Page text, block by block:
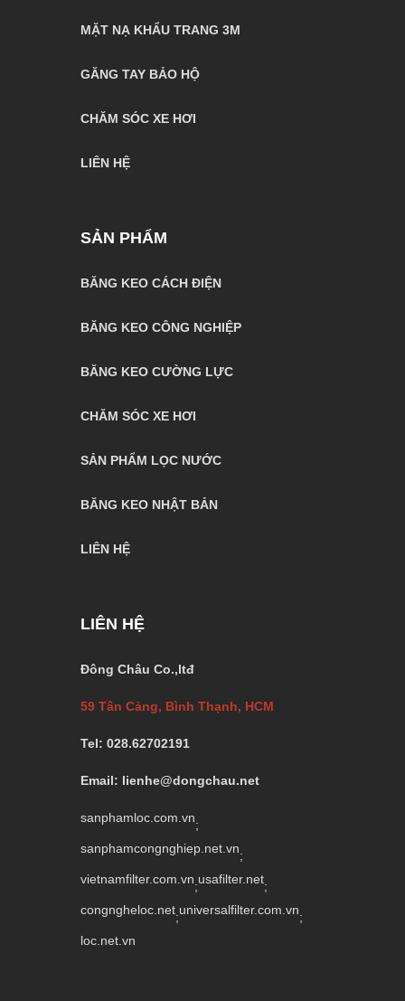
MẶT NẠ KHẨU TRANG 3M
GĂNG TAY BẢO HỘ
CHĂM SÓC XE HƠI
LIÊN HỆ
SẢN PHẨM
BĂNG KEO CÁCH ĐIỆN
BĂNG KEO CÔNG NGHIỆP
BĂNG KEO CƯỜNG LỰC
CHĂM SÓC XE HƠI
SẢN PHẨM LỌC NƯỚC
BĂNG KEO NHẬT BẢN
LIÊN HỆ
LIÊN HỆ
Đông Châu Co.,ltđ
59 Tân Cảng, Bình Thạnh, HCM
Tel: 028.62702191
Email: lienhe@dongchau.net
sanphamloc.com.vn;
sanphamcongnghiep.net.vn;
vietnamfilter.com.vn;usafilter.net;
congngheloc.net;universalfilter.com.vn;
loc.net.vn